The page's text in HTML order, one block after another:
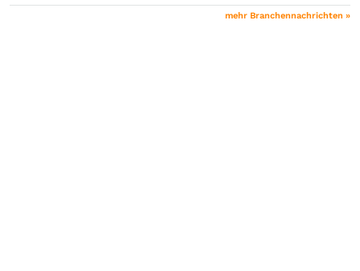
mehr Branchennachrichten »